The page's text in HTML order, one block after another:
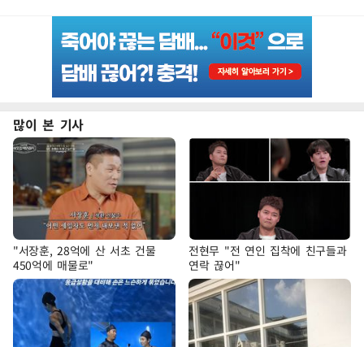
많이 본 기사
"서장훈, 28억에 산 서초 건물
450억에 매물로"
전현무 "전 연인 집착에 친구들과
연락 끊어"